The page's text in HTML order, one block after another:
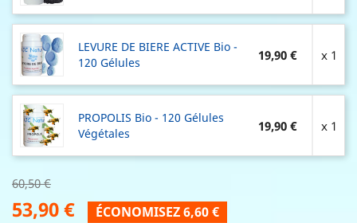
LEVURE DE BIERE ACTIVE Bio -
120 Gélules
19,90 € x 1
PROPOLIS Bio - 120 Gélules
Végétales
19,90 € x 1
60,50 €
53,90 € ÉCONOMISEZ 6,60 €